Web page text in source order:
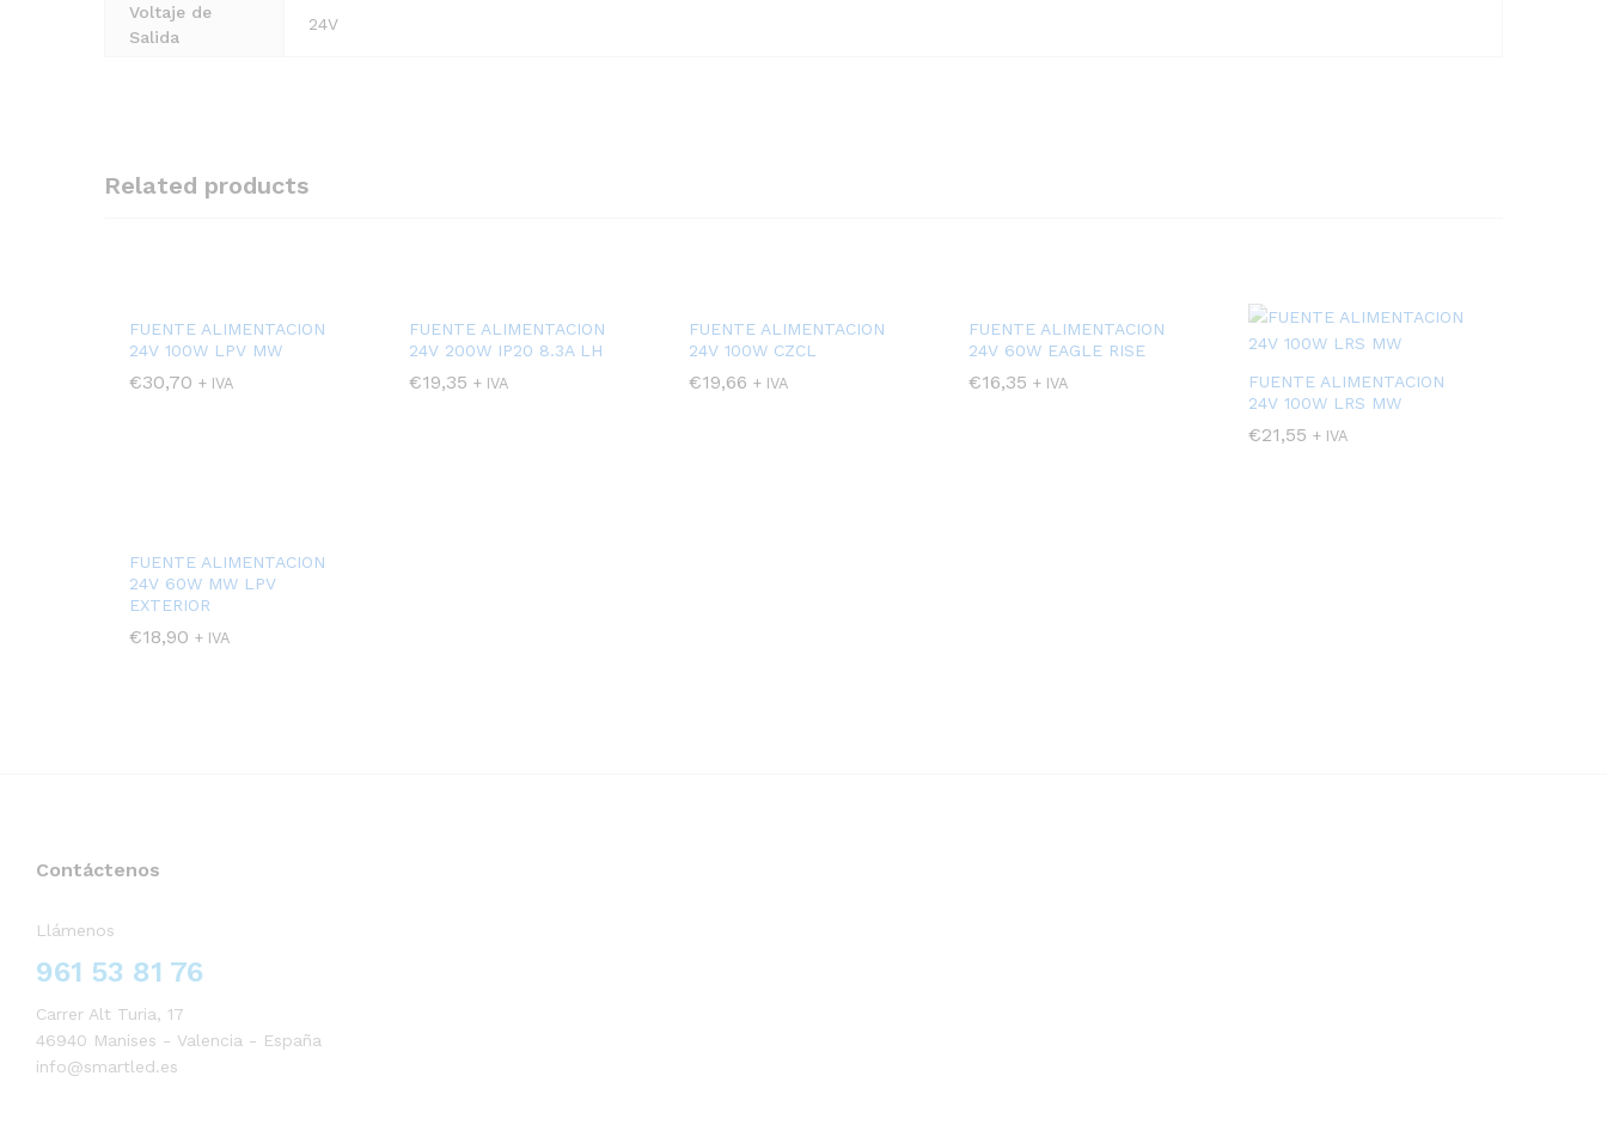
Voltaje de
Salida
24V
Related products
FUENTE ALIMENTACION
24V 100W LPV MW
€30,70 + IVA
FUENTE ALIMENTACION
24V 200W IP20 8.3A LH
€19,35 + IVA
FUENTE ALIMENTACION
24V 100W CZCL
€19,66 + IVA
FUENTE ALIMENTACION
24V 60W EAGLE RISE
€16,35 + IVA
FUENTE ALIMENTACION
24V 100W LRS MW
€21,55 + IVA
FUENTE ALIMENTACION
24V 60W MW LPV
EXTERIOR
€18,90 + IVA
Contáctenos
Llámenos
961 53 81 76
Carrer Alt Turia, 17
46940 Manises - Valencia - España
info@smartled.es